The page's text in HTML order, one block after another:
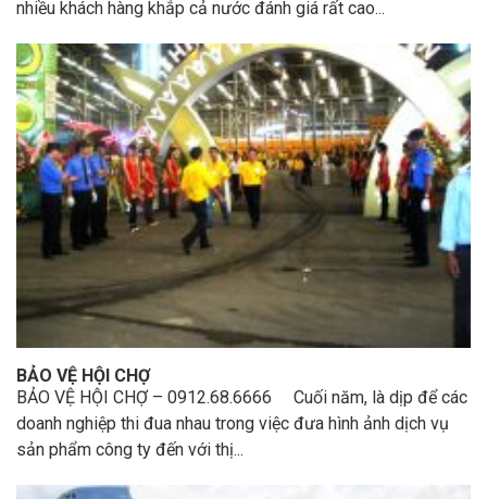
nhiều khách hàng khắp cả nước đánh giá rất cao...
BẢO VỆ HỘI CHỢ
BẢO VỆ HỘI CHỢ – 0912.68.6666 Cuối năm, là dịp để các
doanh nghiệp thi đua nhau trong việc đưa hình ảnh dịch vụ
sản phẩm công ty đến với thị...